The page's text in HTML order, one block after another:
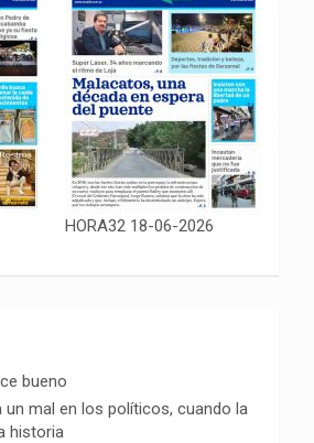
HORA32 18-06-2026
bueno
mal en los políticos, cuando la
historia